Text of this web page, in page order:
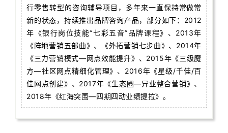
行零售转型的咨询辅导项目，多年来一直保持常做常
新的状态，持续推出品牌咨询产品，部分如下： 2012
年 《银行岗位技能“七彩五音”品牌课程》 、 2013年
《阵地营销五部曲》、《外拓营销七步曲》、 2014年
《三力营销模式—网点效能提升》、 2015年 《三级魔
方—社区网点精细化管理》、 2016年 《星级/千佳/百
佳网点创建》、 2017年 《生态圈—异业整合营销》、
2018年 《红海突围—四期四动业绩提拉》。